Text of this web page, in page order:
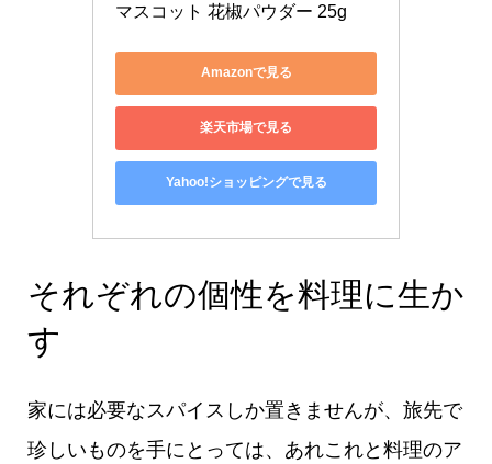
マスコット 花椒パウダー 25g
Amazonで見る
楽天市場で見る
Yahoo!ショッピングで見る
それぞれの個性を料理に生か
す
家には必要なスパイスしか置きませんが、旅先で
珍しいものを手にとっては、あれこれと料理のア